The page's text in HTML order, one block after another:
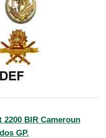
BIR Cameroun
GP.